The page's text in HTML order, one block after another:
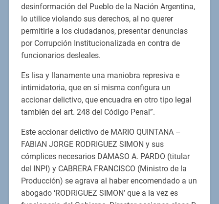
desinformación del Pueblo de la Nación Argentina,
lo utilice violando sus derechos, al no querer
permitirle a los ciudadanos, presentar denuncias
por Corrupción Institucionalizada en contra de
funcionarios desleales.
Es lisa y llanamente una maniobra represiva e
intimidatoria, que en sí misma configura un
accionar delictivo, que encuadra en otro tipo legal
también del art. 248 del Código Penal”.
Este accionar delictivo de MARIO QUINTANA –
FABIAN JORGE RODRIGUEZ SIMON y sus
cómplices necesarios DAMASO A. PARDO (titular
del INPI) y CABRERA FRANCISCO (Ministro de la
Producción) se agrava al haber encomendado a un
abogado ‘RODRIGUEZ SIMON’ que a la vez es